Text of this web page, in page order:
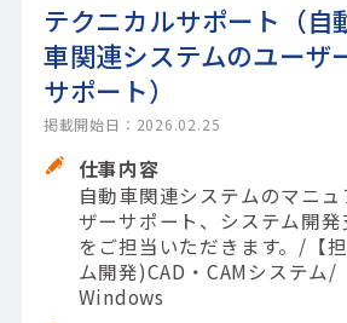
テクニカルサポート（自
車関連システムのユーザ
サポート）
掲載開始日：2026.02.25
仕事内容
自動車関連システムのマニ
ザーサポート、システム開
をご担当いただきます。/【
ム開発)CAD・CAMシステム/
Windows